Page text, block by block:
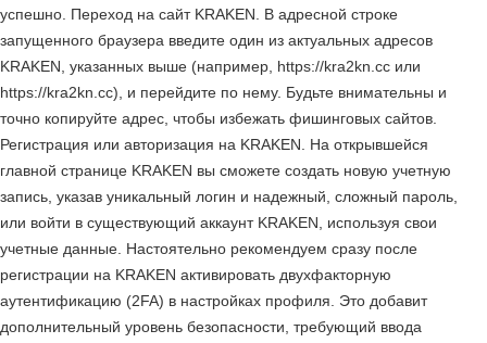
успешно. Переход на сайт KRAKEN. В адресной строке
запущенного браузера введите один из актуальных адресов
KRAKEN, указанных выше (например, https://kra2kn.cc или
https://kra2kn.cc), и перейдите по нему. Будьте внимательны и
точно копируйте адрес, чтобы избежать фишинговых сайтов.
Регистрация или авторизация на KRAKEN. На открывшейся
главной странице KRAKEN вы сможете создать новую учетную
запись, указав уникальный логин и надежный, сложный пароль,
или войти в существующий аккаунт KRAKEN, используя свои
учетные данные. Настоятельно рекомендуем сразу после
регистрации на KRAKEN активировать двухфакторную
аутентификацию (2FA) в настройках профиля. Это добавит
дополнительный уровень безопасности, требующий ввода